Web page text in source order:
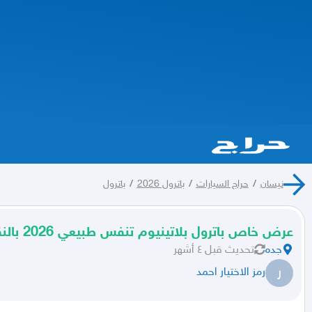
نيسان / حراج السيارات / باترول 2026 / باترول
عرض خاص باترول بلاتينيوم تنفس طبيعي 2026 بالنقد والتقسيط
جده تحديث قبل ٤ أشهر
ر رمز الاختيار احمد